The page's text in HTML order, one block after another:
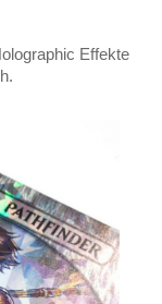
Effekte